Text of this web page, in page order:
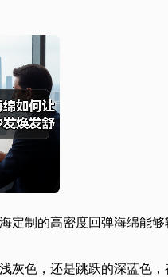
制的高密度回弹海绵能
灰色，还是跳跃的深蓝色